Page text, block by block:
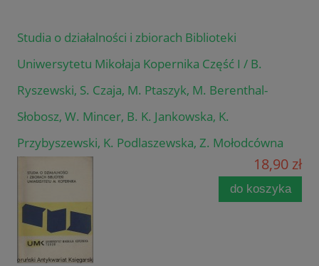
Studia o działalności i zbiorach Biblioteki
Uniwersytetu Mikołaja Kopernika Część I / B.
Ryszewski, S. Czaja, M. Ptaszyk, M. Berenthal-
Słobosz, W. Mincer, B. K. Jankowska, K.
Przybyszewski, K. Podlaszewska, Z. Mołodcówna
18,90 zł
do koszyka